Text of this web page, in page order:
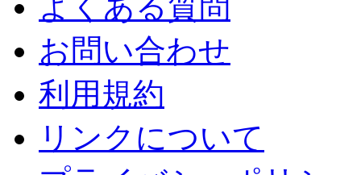
お問い合わせ
利用規約
リンクについて